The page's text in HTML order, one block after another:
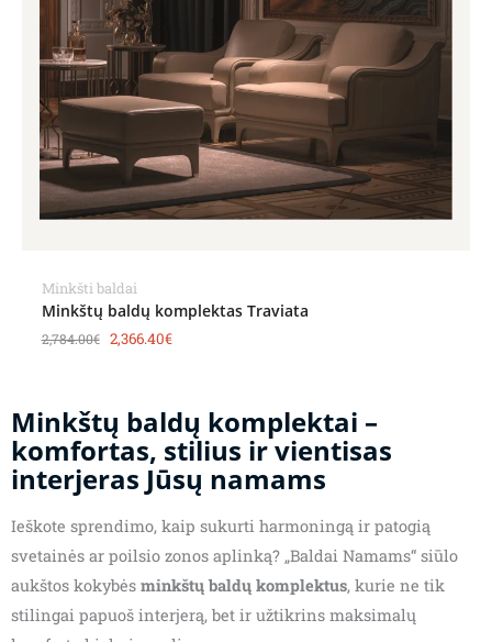
Minkšti baldai
Minkštų baldų komplektas Traviata
2,784.00€ 2,366.40€
Minkštų baldų komplektai –
komfortas, stilius ir vientisas
interjeras Jūsų namams
Ieškote sprendimo, kaip sukurti harmoningą ir patogią
svetainės ar poilsio zonos aplinką? „Baldai Namams“ siūlo
aukštos kokybės minkštų baldų komplektus, kurie ne tik
stilingai papuoš interjerą, bet ir užtikrins maksimalų